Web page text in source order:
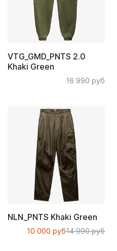
VTG_GMD_PNTS 2.0
Khaki Green
16 990 руб
NLN_PNTS Khaki Green
14 990 руб
10 000 руб